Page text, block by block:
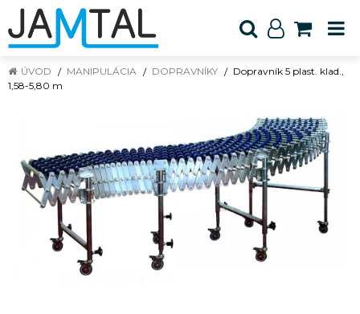
ÚVOD MANIPULÁCIA DOPRAVNÍKY
Dopravník 5 plast. klad.,
1,58-5,80 m